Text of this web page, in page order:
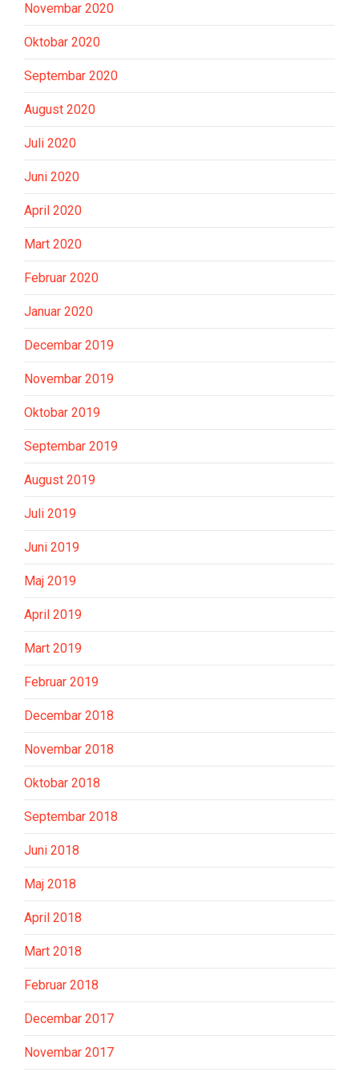
Novembar 2020
Oktobar 2020
Septembar 2020
August 2020
Juli 2020
Juni 2020
April 2020
Mart 2020
Februar 2020
Januar 2020
Decembar 2019
Novembar 2019
Oktobar 2019
Septembar 2019
August 2019
Juli 2019
Juni 2019
Maj 2019
April 2019
Mart 2019
Februar 2019
Decembar 2018
Novembar 2018
Oktobar 2018
Septembar 2018
Juni 2018
Maj 2018
April 2018
Mart 2018
Februar 2018
Decembar 2017
Novembar 2017